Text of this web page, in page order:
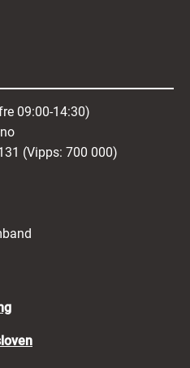
09:00-14:30)
(Vipps: 700 000)